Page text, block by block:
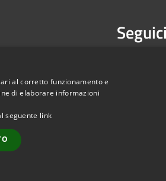
• Comune di Isernia • Powered by
al corretto funzionamento e
di elaborare informazioni
seguente link